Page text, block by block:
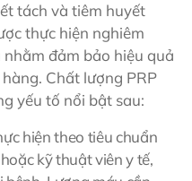
tách và tiêm huyết
thực hiện nghiêm
đảm bảo hiệu quả
Chất lượng PRP
yếu tố nổi bật sau:
hiện theo tiêu chuẩn
kỹ thuật viên y tế,